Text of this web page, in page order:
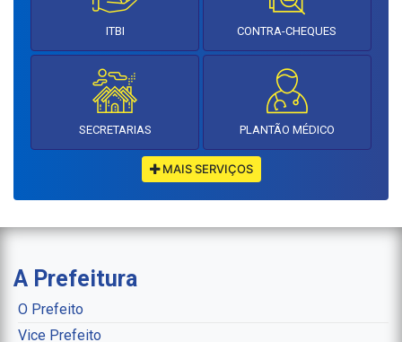
ITBI CONTRA-CHEQUES
SECRETARIAS PLANTÃO MÉDICO
MAIS SERVIÇOS
A Prefeitura
O Prefeito
Vice Prefeito